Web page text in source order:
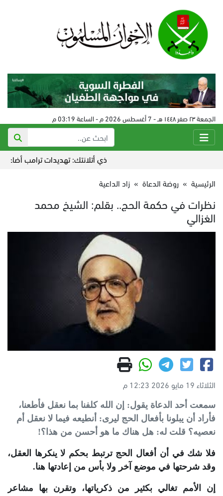
الجمعة ٢٣ صفر ١٤٤٨ هـ - 7 أغسطس 2026 م - الساعة 03:19 م
ذي أتلانتك: تهديدات ترامب أضاعت
الرئيسية » روضة الدعاة » زاد الداعية
نظرات في حكمة الحج.. بقلم: الشيخ محمد
الغزالي
الثلاثاء 19 مايو 2026 12:23 م
سمعت أحد الدعاة يقول: إن الله كلفنا بما نعقل فأطعنا،
فأراد أن يبلونا بأفعال الحج ليرى: أنطيعه فيما لا نعقل أم
نعصيه؟ قلت له: هل هناك ما هو أحسن من هذا؟!
فلا شك في أن أفعال الحج ترتبط بحكم لا ينكرها العقل،
وقد شرحتها في موضع آخر ولا بأس من إعادتها هنا.
إن الأمم تغالي بكثير من ذكرياتها، وتقرن بها مشاعر